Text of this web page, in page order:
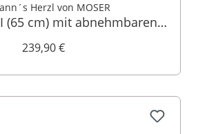
Herzl von MOSER
(65 cm) mit abnehmbaren
239,90 €